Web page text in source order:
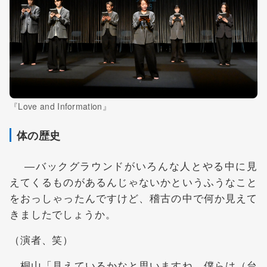
『Love and Information』
体の歴史
―バックグラウンドがいろんな人とやる中に見
えてくるものがあるんじゃないかというふうなこと
をおっしゃったんですけど、稽古の中で何か見えて
きましたでしょうか。
（演者、笑）